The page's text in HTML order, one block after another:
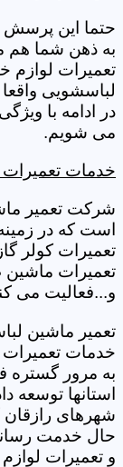
حتما این پرسش
به ذهن شما هم
تعمیرات لوازم
لباسشویی
در ادامه با
می شویم.
خدمات تعمیرات
شرکت تعمیر
است که در
تعمیرات کولر
تعمیرات
و...فعالیت می
تعمیر ماشین
خدمات تعمیرات
به مرور گستره
استانها توسعه
شهرهای رازقان
حال خدمت
و تعمیرات